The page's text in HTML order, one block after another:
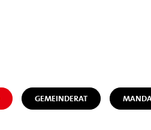
GEMEINDERAT